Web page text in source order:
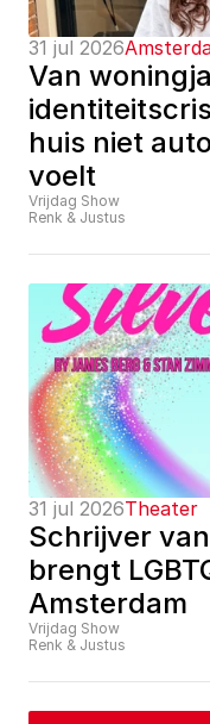
31 jul 2026
Van
huis niet
voelt
Vrijdag Show
Renk & Justus
31 jul 2026Theater
Schrijver
brengt
Amsterdam
Vrijdag Show
Renk & Justus